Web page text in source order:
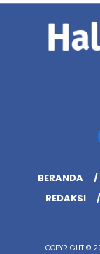
BERANDA
REDAKSI
COPYRIGHT ©